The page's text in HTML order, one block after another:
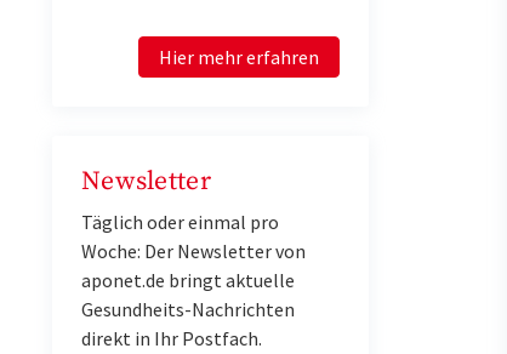
Hier mehr erfahren
Newsletter
Täglich oder einmal pro
Woche: Der Newsletter von
aponet.de bringt aktuelle
Gesundheits-Nachrichten
direkt in Ihr Postfach.